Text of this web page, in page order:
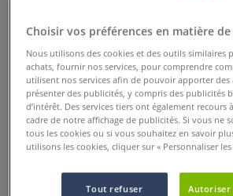
Etuis de surligneurs
froides Boss Original
Choisir vos préférences en matière
Nous utilisons des cookies et des outils similaires
achats, fournir nos services, pour comprendre
utilisent nos services afin de pouvoir apporter
présenter des publicités, y compris des publicités
d’intérêt. Des services tiers ont également recours
cadre de notre affichage de publicités. Si vous ne
tous les cookies ou si vous souhaitez en savoir
utilisons les cookies, cliquer sur « Personnaliser les
Tout refuser Autoriser